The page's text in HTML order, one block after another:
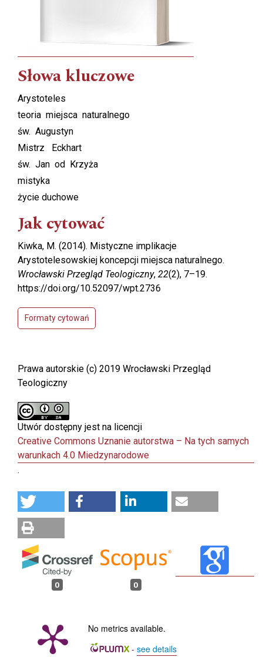
Słowa kluczowe
Arystoteles
teoria miejsca naturalnego
św. Augustyn
Mistrz Eckhart
św. Jan od Krzyża
mistyka
życie duchowe
Jak cytować
Kiwka, M. (2014). Mistyczne implikacje
Arystotelesowskiej koncepcji miejsca naturalnego.
Wrocławski Przegląd Teologiczny, 22(2), 7–19.
https://doi.org/10.52097/wpt.2736
Formaty cytowań
Prawa autorskie (c) 2019 Wrocławski Przegląd
Teologiczny
Utwór dostępny jest na licencji
Creative Commons Uznanie autorstwa – Na tych samych
warunkach 4.0 Miedzynarodowe
.
0 0
No metrics available.
- see details